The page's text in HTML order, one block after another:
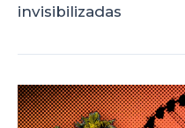
invisibilizadas